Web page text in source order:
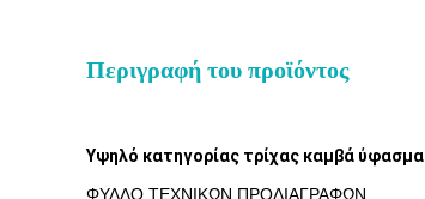
Περιγραφή του προϊόντος
Υψηλό κατηγορίας τρίχας καμβά
ΦΥΛΛΟ ΤΕΧΝΙΚΩΝ ΠΡΟΔΙΑΓΡΑΦΩΝ